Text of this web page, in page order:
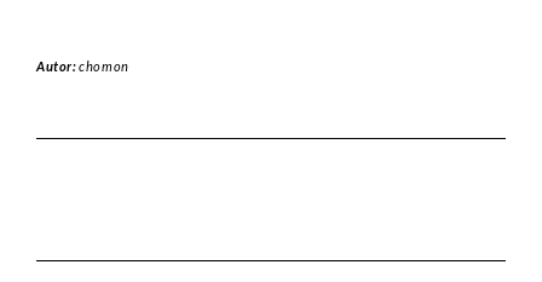
Autor:chomon